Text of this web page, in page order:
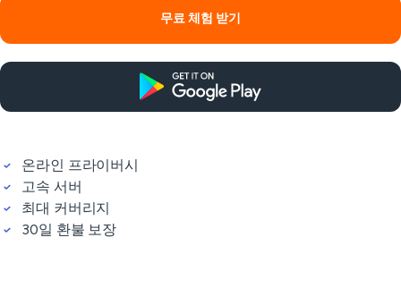
무료 체험 받기
온라인 프라이버시
고속 서버
최대 커버리지
30일 환불 보장